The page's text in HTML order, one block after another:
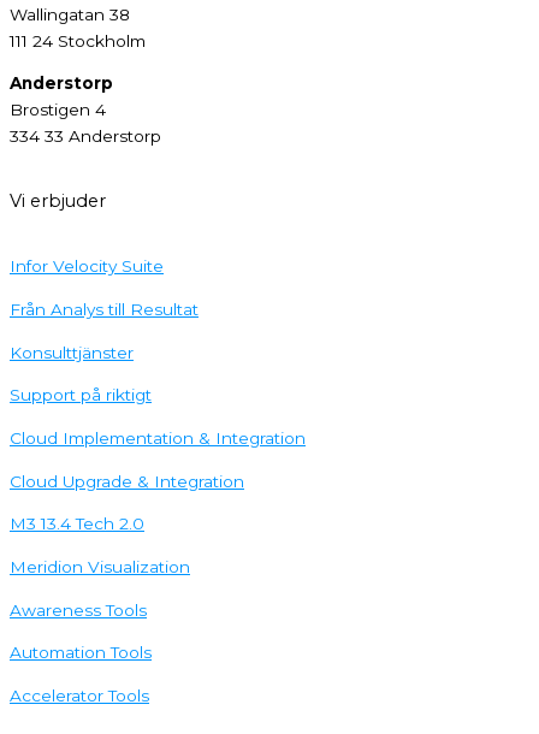
Wallingatan 38
111 24 Stockholm
Anderstorp
Brostigen 4
334 33 Anderstorp
Vi erbjuder
Infor Velocity Suite
Från Analys till Resultat
Konsulttjänster
Support på riktigt
Cloud Implementation & Integration
Cloud Upgrade & Integration
M3 13.4 Tech 2.0
Meridion Visualization
Awareness Tools
Automation Tools
Accelerator Tools